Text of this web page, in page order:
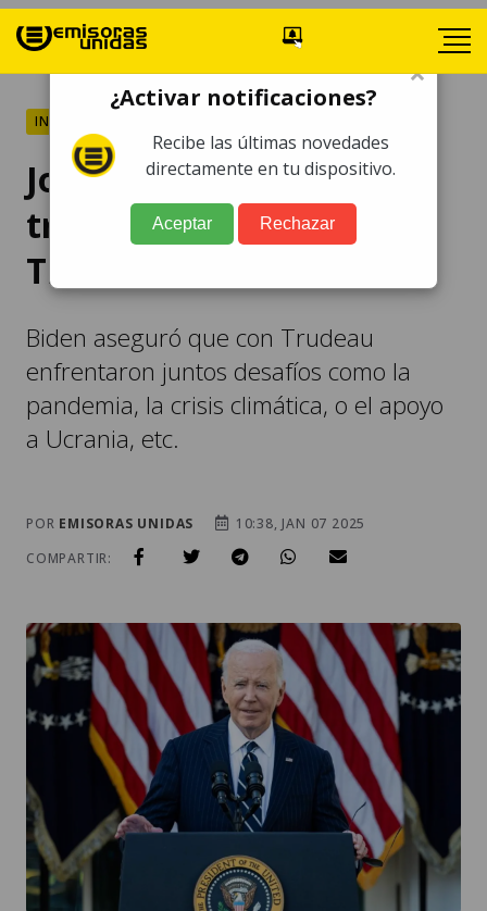
INTERNACIONALES
Joe Biden se pronuncia
tras renuncia de Justin
Trudeau
Biden aseguró que con Trudeau
enfrentaron juntos desafíos como la
pandemia, la crisis climática, o el apoyo
a Ucrania, etc.
POR EMISORAS UNIDAS
10:38, JAN 07 2025
COMPARTIR:
×
¿Activar notificaciones?
Recibe las últimas novedades
directamente en tu dispositivo.
Aceptar Rechazar